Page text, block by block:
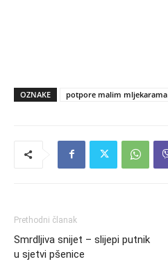
OZNAKE potpore malim mljekarama
Prethodni članak
Smrdljiva snijet – slijepi putnik
u sjetvi pšenice